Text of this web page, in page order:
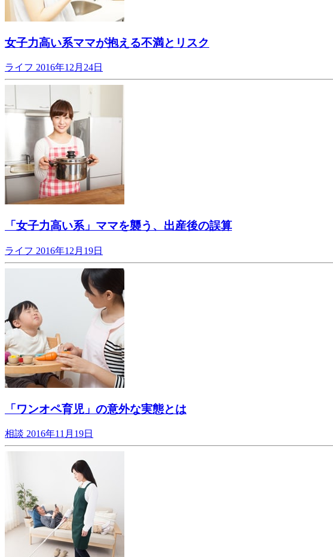
女子力高い系ママが抱える不満とリスク
ライフ 2016年12月24日
「女子力高い系」ママを襲う、出産後の誤算
ライフ 2016年12月19日
「ワンオペ育児」の意外な実態とは
相談 2016年11月19日